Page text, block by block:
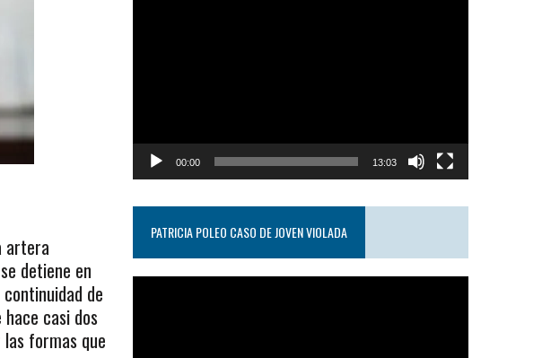
artera
detiene en
de
casi dos
formas que
00:00 13:03
PATRICIA POLEO CASO DE JOVEN VIOLADA